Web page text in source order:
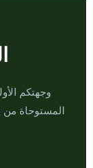
وجهتكم
المستوحاة من